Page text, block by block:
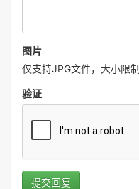
图片
仅支持JPG文件，大小限
验证
提交回复